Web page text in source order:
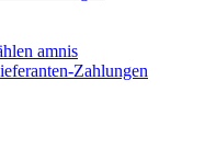
amnis
Zahlungen